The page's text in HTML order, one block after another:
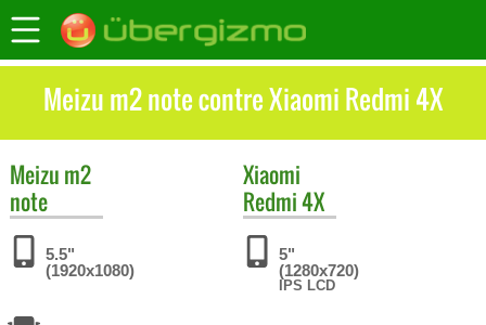
Meizu m2 note contre Xiaomi Redmi 4X
Meizu m2
note
5.5"
(1920x1080)
Xiaomi
Redmi 4X
5"
(1280x720)
IPS LCD